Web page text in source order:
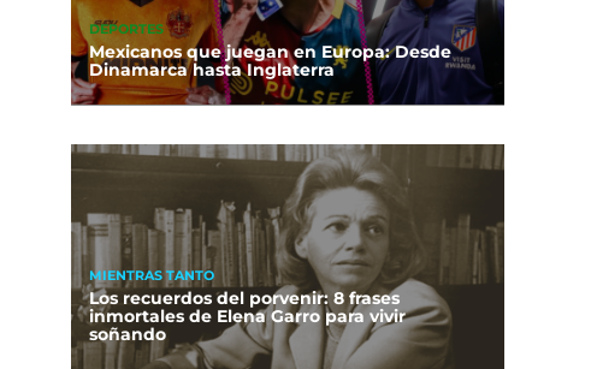
DEPORTES
Mexicanos que juegan en Europa: Desde
Dinamarca hasta Inglaterra
MIENTRAS TANTO
Los recuerdos del porvenir: 8 frases
inmortales de Elena Garro para vivir
soñando